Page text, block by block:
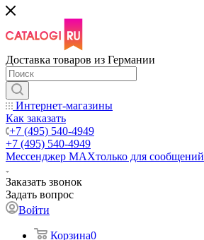
Доставка товаров из Германии
Интернет-магазины
Как заказать
+7 (495) 540-4949
+7 (495) 540-4949
Мессенджер МАХтолько для сообщений
Заказать звонок
Задать вопрос
Войти
Корзина0